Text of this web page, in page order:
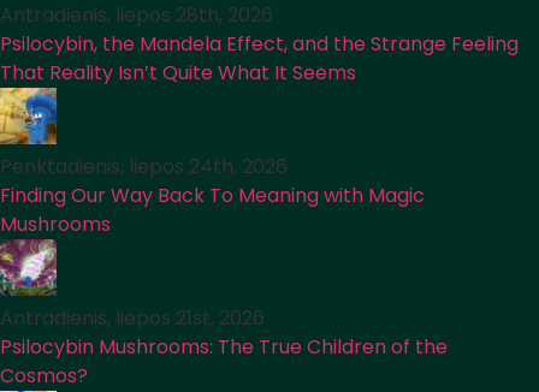
Antradienis, liepos 28th, 2026
Psilocybin, the Mandela Effect, and the Strange Feeling
That Reality Isn’t Quite What It Seems
Penktadienis, liepos 24th, 2026
Finding Our Way Back To Meaning with Magic
Mushrooms
Antradienis, liepos 21st, 2026
Psilocybin Mushrooms: The True Children of the
Cosmos?